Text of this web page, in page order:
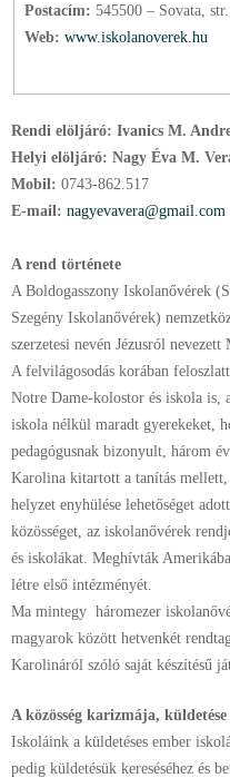
Postacím: 545500 – Sovata,
Web: www.iskolanoverek.hu
Rendi elöljáró: Ivanics M.
Helyi elöljáró: Nagy Éva M.
Mobil: 0743-862.517
E-mail: nagyevavera@gmail.com
A rend története
A Boldogasszony Iskolanővérek
Szegény Iskolanővérek)
szerzetesi nevén Jézusról
A felvilágosodás korában
Notre Dame-kolostor és iskola is,
iskola nélkül maradt gyerekeket,
pedagógusnak bizonyult, három
Karolina kitartott a tanítás
helyzet enyhülése lehetőséget
közösséget, az iskolanővérek
és iskolákat. Meghívták
létre első intézményét.
Ma mintegy háromezer
magyarok között hetvenkét
Karolináról szóló saját készítésű
A közösség karizmája, küldetése
Iskoláink a küldetéses ember
pedig küldetésük kereséséhez és